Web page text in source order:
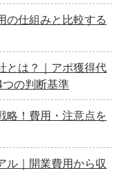
の仕組みと比較する
とは？｜アポ獲得代
の判断基準
略！費用・注意点を
ル｜開業費用から収